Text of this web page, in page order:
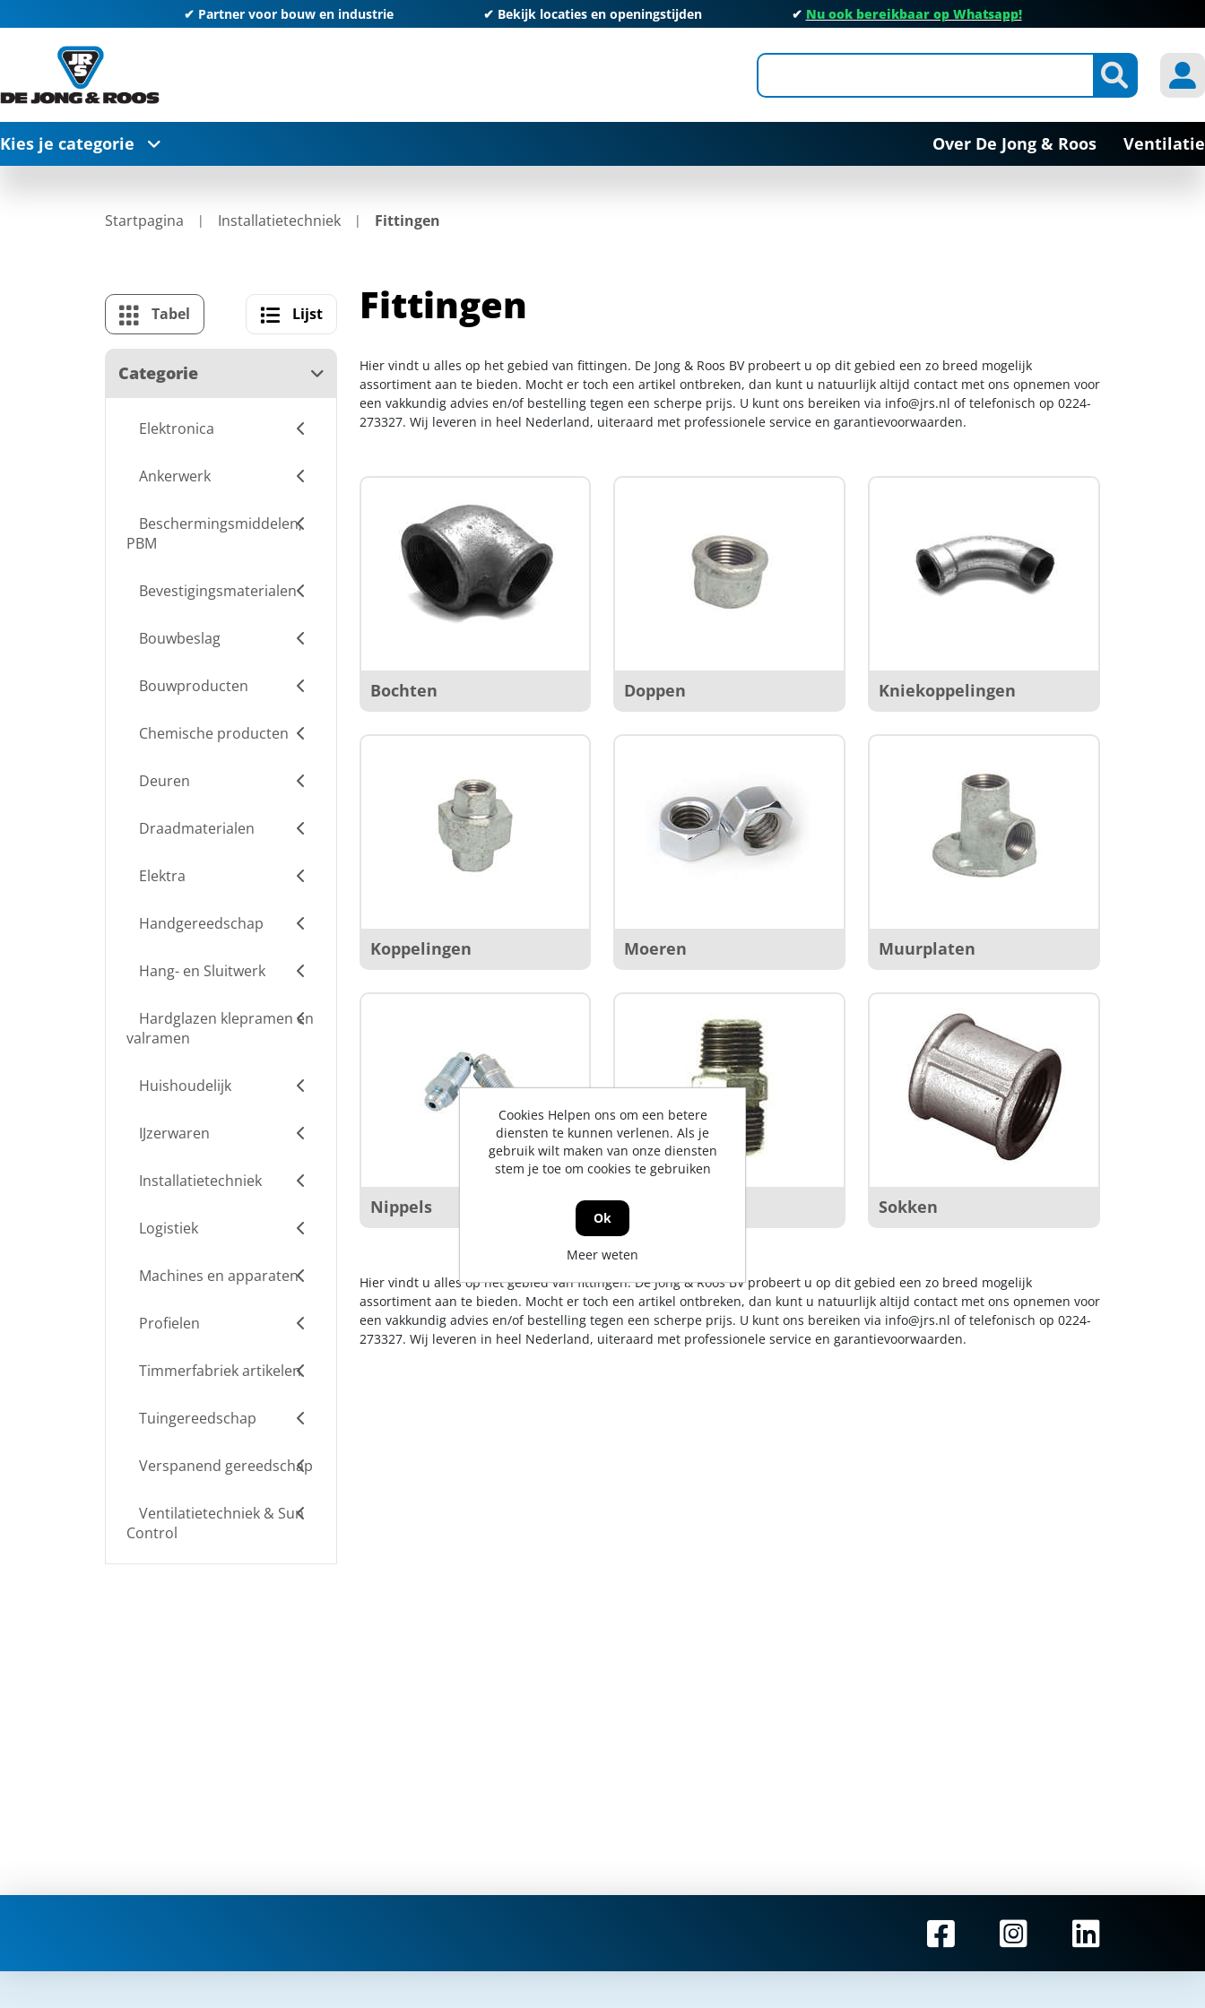
✔ Partner voor bouw en industrie ✔ Bekijk locaties en openingstijden ✔ Nu ook bereikbaar op Whatsapp!
Kies je categorie Over De Jong & Roos Ventilatie
Startpagina Installatietechniek Fittingen
Tabel Lijst
Categorie
Elektronica
Ankerwerk
Beschermingsmiddelen,
PBM
Bevestigingsmaterialen
Bouwbeslag
Bouwproducten
Chemische producten
Deuren
Draadmaterialen
Elektra
Handgereedschap
Hang- en Sluitwerk
Hardglazen klepramen en
valramen
Huishoudelijk
IJzerwaren
Installatietechniek
Logistiek
Machines en apparaten
Profielen
Timmerfabriek artikelen
Tuingereedschap
Verspanend gereedschap
Ventilatietechniek & Sun
Control
Fittingen
Hier vindt u alles op het gebied van fittingen. De Jong & Roos BV probeert u op dit gebied een zo breed mogelijk
assortiment aan te bieden. Mocht er toch een artikel ontbreken, dan kunt u natuurlijk altijd contact met ons opnemen voor
een vakkundig advies en/of bestelling tegen een scherpe prijs. U kunt ons bereiken via info@jrs.nl of telefonisch op 0224-
273327. Wij leveren in heel Nederland, uiteraard met professionele service en garantievoorwaarden.
Bochten Doppen Kniekoppelingen
Koppelingen Moeren Muurplaten
Nippels Pluggen Sokken
Hier vindt u alles op het gebied van fittingen. De Jong & Roos BV probeert u op dit gebied een zo breed mogelijk
assortiment aan te bieden. Mocht er toch een artikel ontbreken, dan kunt u natuurlijk altijd contact met ons opnemen voor
een vakkundig advies en/of bestelling tegen een scherpe prijs. U kunt ons bereiken via info@jrs.nl of telefonisch op 0224-
273327. Wij leveren in heel Nederland, uiteraard met professionele service en garantievoorwaarden.
Cookies Helpen ons om een betere
diensten te kunnen verlenen. Als je
gebruik wilt maken van onze diensten
stem je toe om cookies te gebruiken
Ok
Meer weten